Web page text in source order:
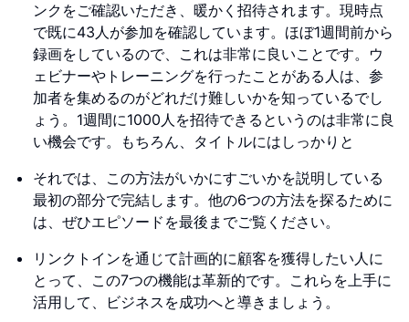
ンクをご確認いただき、暖かく招待されます。現時点
で既に43人が参加を確認しています。ほぼ1週間前から
録画をしているので、これは非常に良いことです。ウ
ェビナーやトレーニングを行ったことがある人は、参
加者を集めるのがどれだけ難しいかを知っているでし
ょう。1週間に1000人を招待できるというのは非常に良
い機会です。もちろん、タイトルにはしっかりと
それでは、この方法がいかにすごいかを説明している
最初の部分で完結します。他の6つの方法を探るために
は、ぜひエピソードを最後までご覧ください。
リンクトインを通じて計画的に顧客を獲得したい人に
とって、この7つの機能は革新的です。これらを上手に
活用して、ビジネスを成功へと導きましょう。